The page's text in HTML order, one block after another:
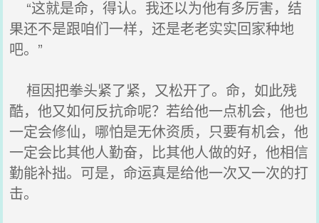
“这就是命，得认。我还以为他有多厉害，结
果还不是跟咱们一样，还是老老实实回家种地
吧。”
桓因把拳头紧了紧，又松开了。命，如此残
酷，他又如何反抗命呢？若给他一点机会，他也
一定会修仙，哪怕是无休资质，只要有机会，他
一定会比其他人勤奋，比其他人做的好，他相信
勤能补拙。可是，命运真是给他一次又一次的打
击。